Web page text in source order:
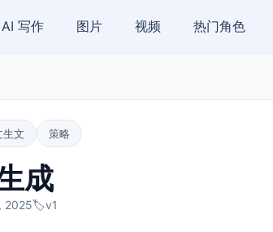
AI 写作 图片 视频 热门角色
生文 策略
成
2025🏷️v1